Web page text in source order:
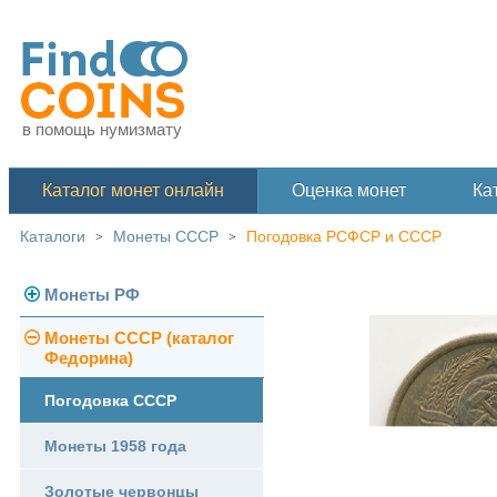
в помощь нумизмату
Каталог монет онлайн Оценка монет
Каталоги > Монеты СССР > Погодовка РСФСР и СССР
Монеты РФ
Современная Россия
Монеты СССР (каталог
Федорина)
Погодовка СССР
Монеты 1958 года
Золотые червонцы